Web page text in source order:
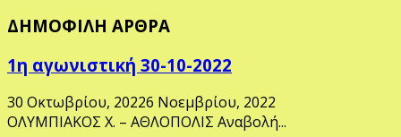
ΔΗΜΟΦΙΛΗ ΑΡΘΡΑ
1η αγωνιστική 30-10-2022
30 Οκτωβρίου, 20226 Νοεμβρίου, 2022
ΟΛΥΜΠΙΑΚΟΣ Χ. – ΑΘΛΟΠΟΛΙΣ Αναβολή...